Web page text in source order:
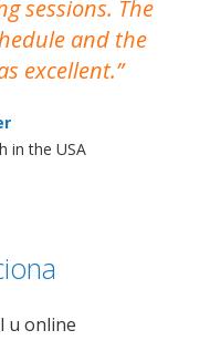
sessions. The
and the
excellent.
in the USA
u online